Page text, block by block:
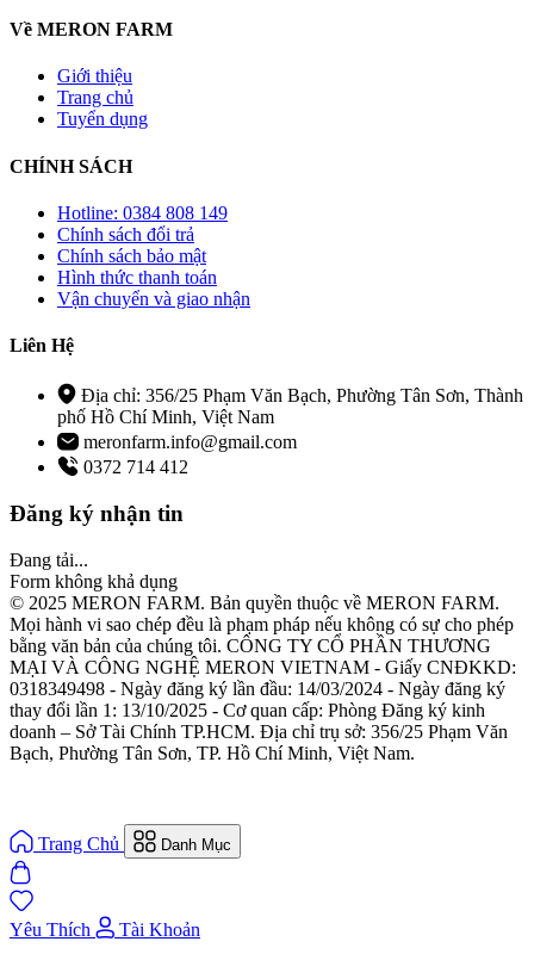
Về MERON FARM
Giới thiệu
Trang chủ
Tuyển dụng
CHÍNH SÁCH
Hotline: 0384 808 149
Chính sách đổi trả
Chính sách bảo mật
Hình thức thanh toán
Vận chuyển và giao nhận
Liên Hệ
Địa chỉ: 356/25 Phạm Văn Bạch, Phường Tân Sơn, Thành
phố Hồ Chí Minh, Việt Nam
meronfarm.info@gmail.com
0372 714 412
Đăng ký nhận tin
Đang tải...
Form không khả dụng
© 2025 MERON FARM. Bản quyền thuộc về MERON FARM.
Mọi hành vi sao chép đều là phạm pháp nếu không có sự cho phép
bằng văn bản của chúng tôi. CÔNG TY CỔ PHẦN THƯƠNG
MẠI VÀ CÔNG NGHỆ MERON VIETNAM - Giấy CNĐKKD:
0318349498 - Ngày đăng ký lần đầu: 14/03/2024 - Ngày đăng ký
thay đổi lần 1: 13/10/2025 - Cơ quan cấp: Phòng Đăng ký kinh
doanh – Sở Tài Chính TP.HCM. Địa chỉ trụ sở: 356/25 Phạm Văn
Bạch, Phường Tân Sơn, TP. Hồ Chí Minh, Việt Nam.
Trang Chủ Danh Mục
Yêu Thích Tài Khoản